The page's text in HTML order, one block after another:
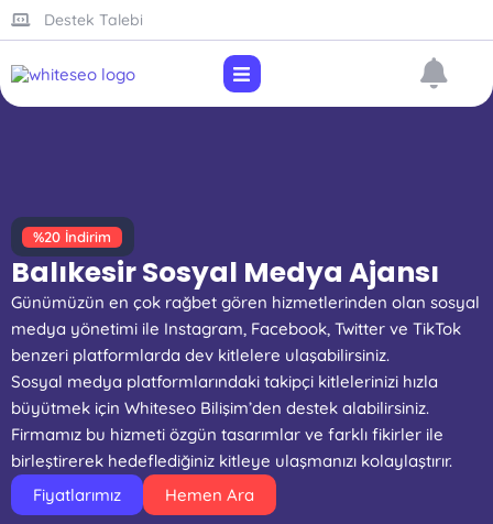
Destek Talebi
%20 İndirim
Balıkesir Sosyal Medya Ajansı
Günümüzün en çok rağbet gören hizmetlerinden olan sosyal
medya yönetimi ile Instagram, Facebook, Twitter ve TikTok
benzeri platformlarda dev kitlelere ulaşabilirsiniz.
Sosyal medya platformlarındaki takipçi kitlelerinizi hızla
büyütmek için Whiteseo Bilişim’den destek alabilirsiniz.
Firmamız bu hizmeti özgün tasarımlar ve farklı fikirler ile
birleştirerek hedeflediğiniz kitleye ulaşmanızı kolaylaştırır.
Fiyatlarımız
Hemen Ara